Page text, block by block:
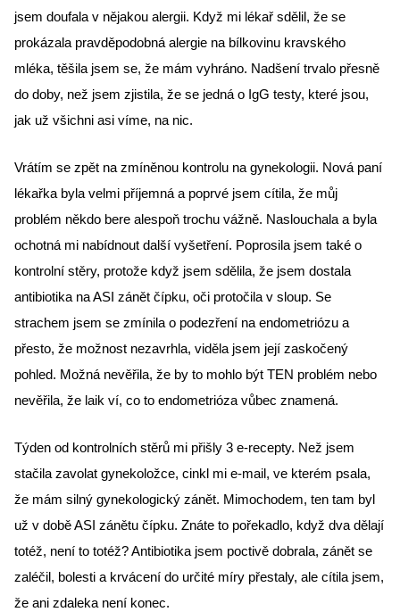
jsem doufala v nějakou alergii. Když mi lékař sdělil, že se
prokázala pravděpodobná alergie na bílkovinu kravského
mléka, těšila jsem se, že mám vyhráno. Nadšení trvalo přesně
do doby, než jsem zjistila, že se jedná o IgG testy, které jsou,
jak už všichni asi víme, na nic.
Vrátím se zpět na zmíněnou kontrolu na gynekologii. Nová paní
lékařka byla velmi příjemná a poprvé jsem cítila, že můj
problém někdo bere alespoň trochu vážně. Naslouchala a byla
ochotná mi nabídnout další vyšetření. Poprosila jsem také o
kontrolní stěry, protože když jsem sdělila, že jsem dostala
antibiotika na ASI zánět čípku, oči protočila v sloup. Se
strachem jsem se zmínila o podezření na endometriózu a
přesto, že možnost nezavrhla, viděla jsem její zaskočený
pohled. Možná nevěřila, že by to mohlo být TEN problém nebo
nevěřila, že laik ví, co to endometrióza vůbec znamená.
Týden od kontrolních stěrů mi přišly 3 e-recepty. Než jsem
stačila zavolat gynekoložce, cinkl mi e-mail, ve kterém psala,
že mám silný gynekologický zánět. Mimochodem, ten tam byl
už v době ASI zánětu čípku. Znáte to pořekadlo, když dva dělají
totéž, není to totéž? Antibiotika jsem poctivě dobrala, zánět se
zaléčil, bolesti a krvácení do určité míry přestaly, ale cítila jsem,
že ani zdaleka není konec.